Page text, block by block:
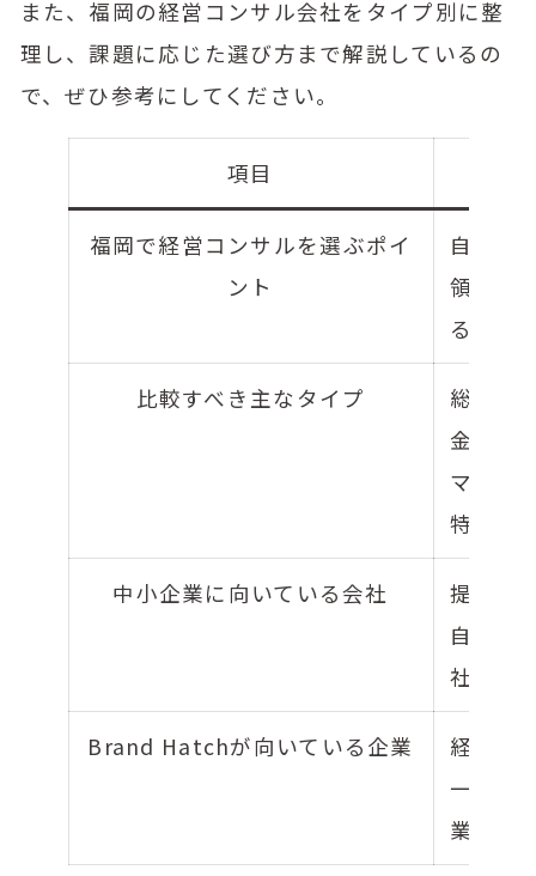
また、福岡の経営コンサル会社をタイプ別に整
理し、課題に応じた選び方まで解説しているの
で、ぜひ参考にしてください。
項目
福岡で経営コンサルを選ぶポイ
ント
自社課
領域が
る
比較すべき主なタイプ
総合型
金調達
マーケ
特化型
中小企業に向いている会社
提案だ
自走体
社
Brand Hatchが向いている企業
経営・
一体で
業